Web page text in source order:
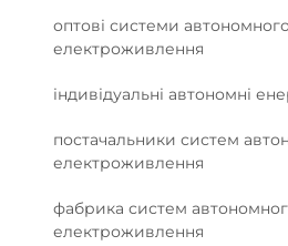
оптові системи
електроживлення
індивідуальні автономні
постачальники систем
електроживлення
фабрика систем
електроживлення